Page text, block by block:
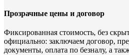
Прозрачные цены и договор
Фиксированная стоимость, без
официально: заключаем договор,
документы, оплата по безналу, а